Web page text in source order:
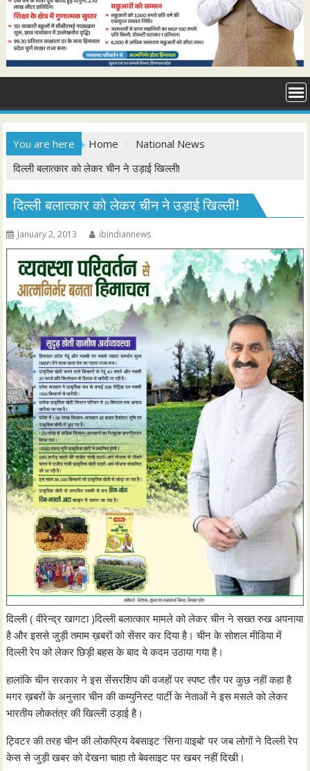
You are here Home
National News
दिल्ली बलात्कार को लेकर चीन ने उड़ाई खिल्ली!
दिल्ली बलात्कार को लेकर चीन ने उड़ाई खिल्ली!
January 2, 2013 ibindiannews
दिल्ली ( वीरेन्द्र खागटा )दिल्ली बलात्कार मामले को लेकर चीन ने सख्त रुख अपनाया
है और इससे जुड़ी तमाम ख़बरों को सेंसर कर दिया है। चीन के सोशल मीडिया में
दिल्ली रेप को लेकर छिड़ी बहस के बाद ये कदम उठाया गया है।
हालांकि चीन सरकार ने इस सेंसरशिप की वजहों पर स्पष्ट तौर पर कुछ नहीं कहा है
मगर ख़बरों के अनुसार चीन की कम्युनिस्ट पार्टी के नेताओं ने इस मसले को लेकर
भारतीय लोकतंत्र की खिल्ली उड़ाई है।
ट्विटर की तरह चीन की लोकप्रिय वेबसाइट ‘सिना वाइबो’ पर जब लोगों ने दिल्ली रेप
केस से जुड़ी खबर को देखना चाहा तो बेवसाइट पर खबर नहीं दिखी।